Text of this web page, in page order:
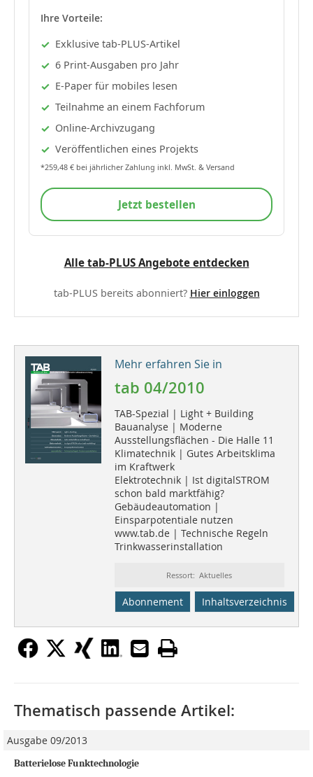
Ihre Vorteile:
Exklusive tab-PLUS-Artikel
6 Print-Ausgaben pro Jahr
E-Paper für mobiles lesen
Teilnahme an einem Fachforum
Online-Archivzugang
Veröffentlichen eines Projekts
*259,48 € bei jährlicher Zahlung inkl. MwSt. & Versand
Jetzt bestellen
Alle tab-PLUS Angebote entdecken
tab-PLUS bereits abonniert? Hier einloggen
Mehr erfahren Sie in
tab 04/2010
TAB-Spezial | Light + Building
Bauanalyse | Moderne
Ausstellungsflächen - Die Halle 11
Klimatechnik | Gutes Arbeitsklima
im Kraftwerk
Elektrotechnik | Ist digitalSTROM
schon bald marktfähig?
Gebäudeautomation |
Einsparpotentiale nutzen
www.tab.de | Technische Regeln
Trinkwasserinstallation
Ressort: Aktuelles
Abonnement Inhaltsverzeichnis
Thematisch passende Artikel:
Ausgabe 09/2013
Batterielose Funktechnologie